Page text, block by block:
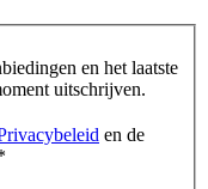
en het laatste
uitschrijven.
en de